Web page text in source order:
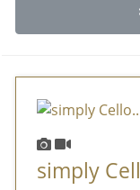
simply